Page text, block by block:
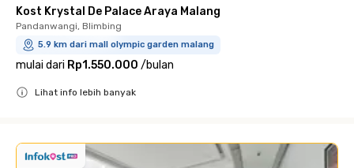
Kost Krystal De Palace Araya Malang
Pandanwangi, Blimbing
5.9 km dari mall olympic garden malang
mulai dari Rp1.550.000 /bulan
Lihat info lebih banyak